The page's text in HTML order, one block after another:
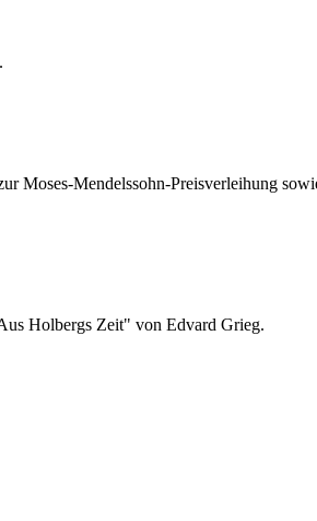
Moses-Mendelssohn-Preisverleihung
Holbergs Zeit" von Edvard Grieg.